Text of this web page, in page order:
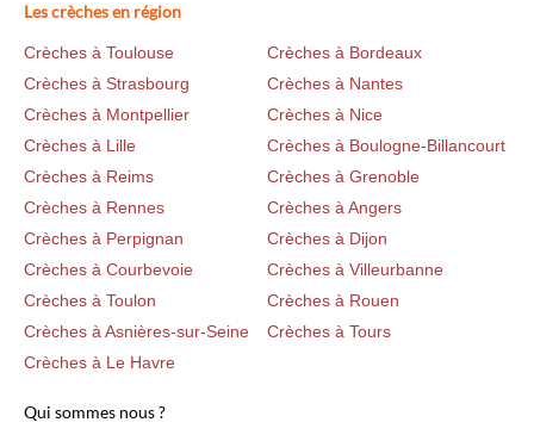
Les crèches en région
Crèches à Toulouse
Crèches à Bordeaux
Crèches à Strasbourg
Crèches à Nantes
Crèches à Montpellier
Crèches à Nice
Crèches à Lille
Crèches à Boulogne-Billancourt
Crèches à Reims
Crèches à Grenoble
Crèches à Rennes
Crèches à Angers
Crèches à Perpignan
Crèches à Dijon
Crèches à Courbevoie
Crèches à Villeurbanne
Crèches à Toulon
Crèches à Rouen
Crèches à Asnières-sur-Seine
Crèches à Tours
Crèches à Le Havre
Qui sommes nous ?